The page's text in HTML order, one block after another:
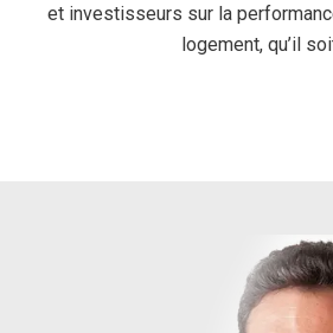
et investisseurs sur la
logement, qu’il